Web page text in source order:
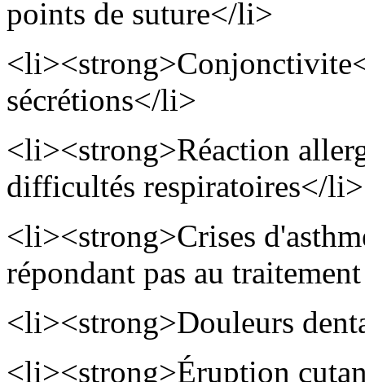
points de suture</li>
sécrétions</li>
<li><strong>Réaction
difficultés respiratoires</li>
<li><strong>Crises
répondant pas au
<li><strong>Douleurs
<li><strong>Éruption